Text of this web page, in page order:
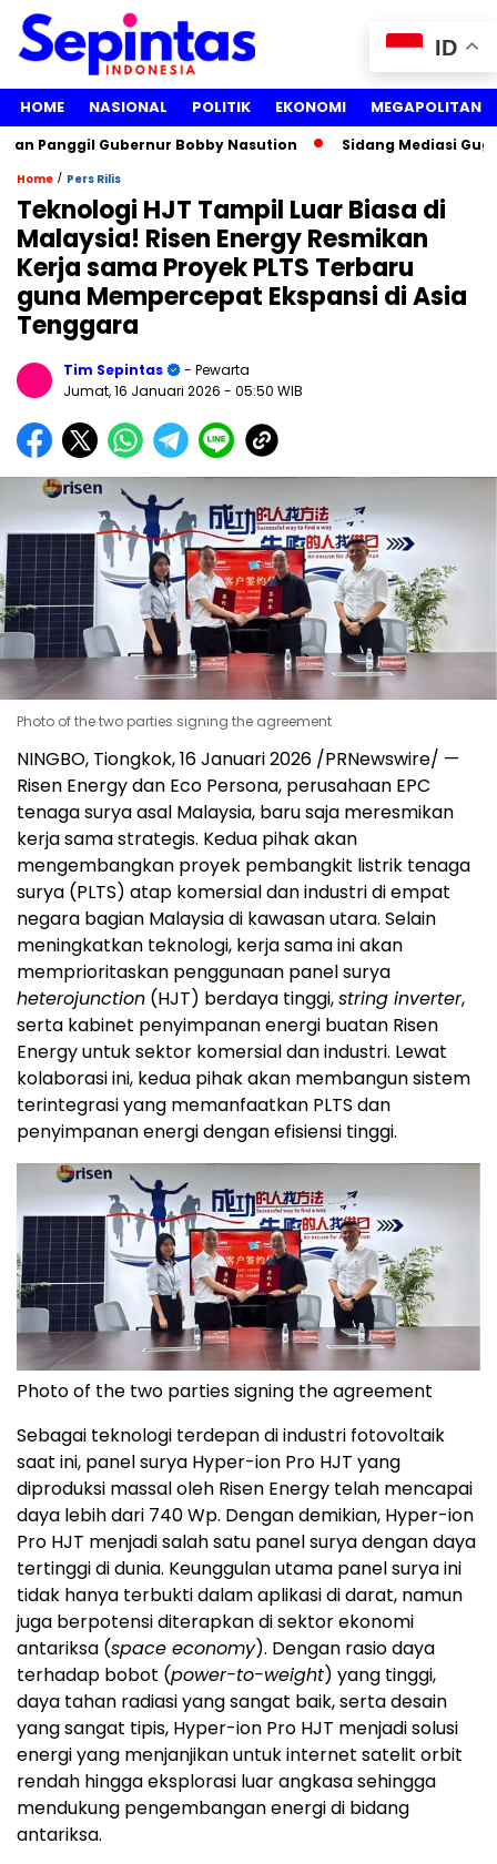
HOME NASIONAL POLITIK EKONOMI MEGAPOLITAN
Panggil Gubernur Bobby Nasution Sidang Mediasi
Home / Pers Rilis
Teknologi HJT Tampil Luar Biasa di
Malaysia! Risen Energy Resmikan
Kerja sama Proyek PLTS Terbaru
guna Mempercepat Ekspansi di Asia
Tenggara
Tim Sepintas
- Pewarta
Jumat, 16 Januari 2026 - 05:50 WIB
Photo of the two parties signing the agreement
NINGBO, Tiongkok, 16 Januari 2026 /PRNewswire/ —
Risen Energy dan Eco Persona, perusahaan EPC
tenaga surya asal Malaysia, baru saja meresmikan
kerja sama strategis. Kedua pihak akan
mengembangkan proyek pembangkit listrik tenaga
surya (PLTS) atap komersial dan industri di empat
negara bagian Malaysia di kawasan utara. Selain
meningkatkan teknologi, kerja sama ini akan
memprioritaskan penggunaan panel surya
heterojunction (HJT) berdaya tinggi,string inverter,
serta kabinet penyimpanan energi buatan Risen
Energy untuk sektor komersial dan industri. Lewat
kolaborasi ini, kedua pihak akan membangun sistem
terintegrasi yang memanfaatkan PLTS dan
penyimpanan energi dengan efisiensi tinggi.
Photo of the two parties signing the agreement
Sebagai teknologi terdepan di industri fotovoltaik
saat ini, panel surya Hyper-ion Pro HJT yang
diproduksi massal oleh Risen Energy telah mencapai
daya lebih dari 740 Wp. Dengan demikian, Hyper-ion
Pro HJT menjadi salah satu panel surya dengan daya
tertinggi di dunia. Keunggulan utama panel surya ini
tidak hanya terbukti dalam aplikasi di darat, namun
juga berpotensi diterapkan di sektor ekonomi
antariksa (space economy). Dengan rasio daya
terhadap bobot (power-to-weight) yang tinggi,
daya tahan radiasi yang sangat baik, serta desain
yang sangat tipis, Hyper-ion Pro HJT menjadi solusi
energi yang menjanjikan untuk internet satelit orbit
rendah hingga eksplorasi luar angkasa sehingga
mendukung pengembangan energi di bidang
antariksa.
ID